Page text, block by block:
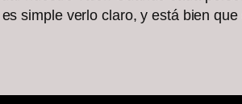
simple verlo claro, y está bien